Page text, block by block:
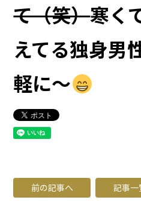
て（笑）寒く
えてる独身男
軽に〜
前の記事へ 記事一